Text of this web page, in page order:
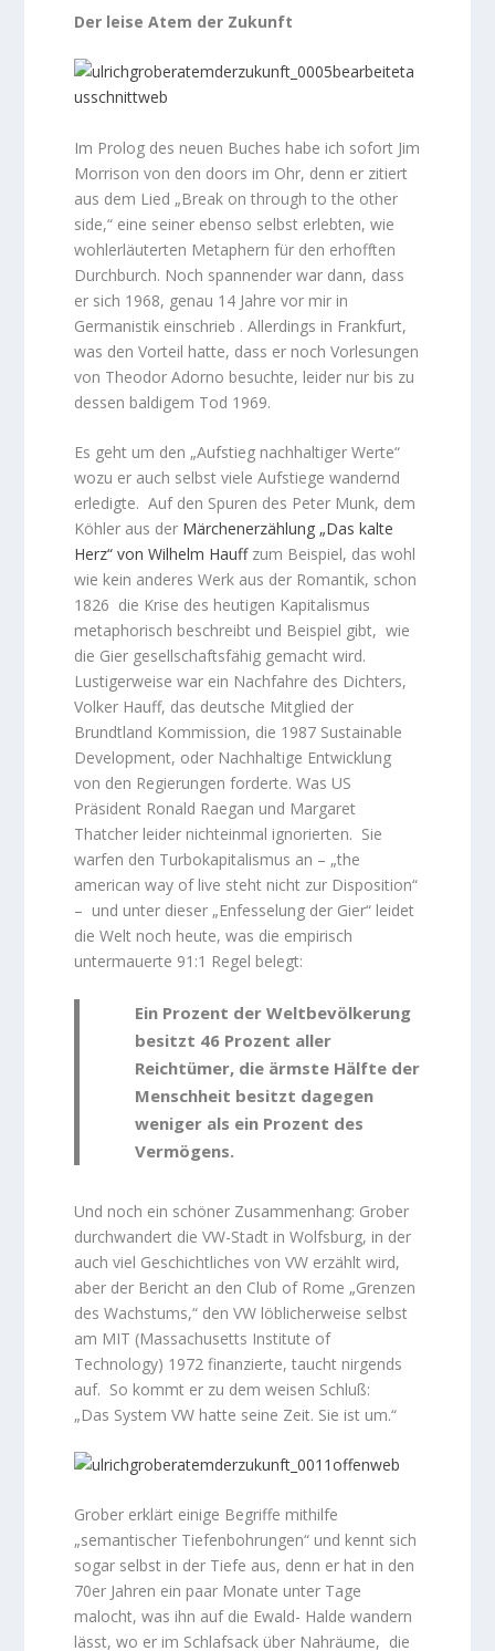
Der leise Atem der Zukunft
Im Prolog des neuen Buches habe ich sofort Jim
Morrison von den doors im Ohr, denn er zitiert
aus dem Lied „Break on through to the other
side,“ eine seiner ebenso selbst erlebten, wie
wohlerläuterten Metaphern für den erhofften
Durchburch. Noch spannender war dann, dass
er sich 1968, genau 14 Jahre vor mir in
Germanistik einschrieb . Allerdings in Frankfurt,
was den Vorteil hatte, dass er noch Vorlesungen
von Theodor Adorno besuchte, leider nur bis zu
dessen baldigem Tod 1969.
Es geht um den „Aufstieg nachhaltiger Werte“
wozu er auch selbst viele Aufstiege wandernd
erledigte. Auf den Spuren des Peter Munk, dem
Köhler aus der Märchenerzählung „Das kalte
Herz“ von Wilhelm Hauffzum Beispiel, das wohl
wie kein anderes Werk aus der Romantik, schon
1826 die Krise des heutigen Kapitalismus
metaphorisch beschreibt und Beispiel gibt, wie
die Gier gesellschaftsfähig gemacht wird.
Lustigerweise war ein Nachfahre des Dichters,
Volker Hauff, das deutsche Mitglied der
Brundtland Kommission, die 1987 Sustainable
Development, oder Nachhaltige Entwicklung
von den Regierungen forderte. Was US
Präsident Ronald Raegan und Margaret
Thatcher leider nichteinmal ignorierten. Sie
warfen den Turbokapitalismus an – „the
american way of live steht nicht zur Disposition“
– und unter dieser „Enfesselung der Gier“ leidet
die Welt noch heute, was die empirisch
untermauerte 91:1 Regel belegt:
Ein Prozent der Weltbevölkerung
besitzt 46 Prozent aller
Reichtümer, die ärmste Hälfte der
Menschheit besitzt dagegen
weniger als ein Prozent des
Vermögens.
Und noch ein schöner Zusammenhang: Grober
durchwandert die VW-Stadt in Wolfsburg, in der
auch viel Geschichtliches von VW erzählt wird,
aber der Bericht an den Club of Rome „Grenzen
des Wachstums,“ den VW löblicherweise selbst
am MIT (Massachusetts Institute of
Technology) 1972 finanzierte, taucht nirgends
auf. So kommt er zu dem weisen Schluß:
„Das System VW hatte seine Zeit. Sie ist um.“
Grober erklärt einige Begriffe mithilfe
„semantischer Tiefenbohrungen“ und kennt sich
sogar selbst in der Tiefe aus, denn er hat in den
70er Jahren ein paar Monate unter Tage
malocht, was ihn auf die Ewald- Halde wandern
lässt, wo er im Schlafsack über Nahräume, die